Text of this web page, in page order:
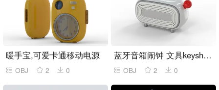
暖手宝,可爱卡通移动电源
OBJ 2 0
蓝牙音箱闹钟 文具keyshot,rhino模型
OBJ 2 0